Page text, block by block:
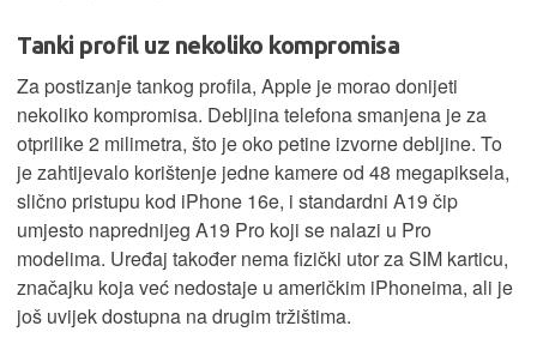
Tanki profil uz nekoliko kompromisa
Za postizanje tankog profila, Apple je morao donijeti
nekoliko kompromisa. Debljina telefona smanjena je za
otprilike 2 milimetra, što je oko petine izvorne debljine. To
je zahtijevalo korištenje jedne kamere od 48 megapiksela,
slično pristupu kod iPhone 16e, i standardni A19 čip
umjesto naprednijeg A19 Pro koji se nalazi u Pro
modelima. Uređaj također nema fizički utor za SIM karticu,
značajku koja već nedostaje u američkim iPhoneima, ali je
još uvijek dostupna na drugim tržištima.